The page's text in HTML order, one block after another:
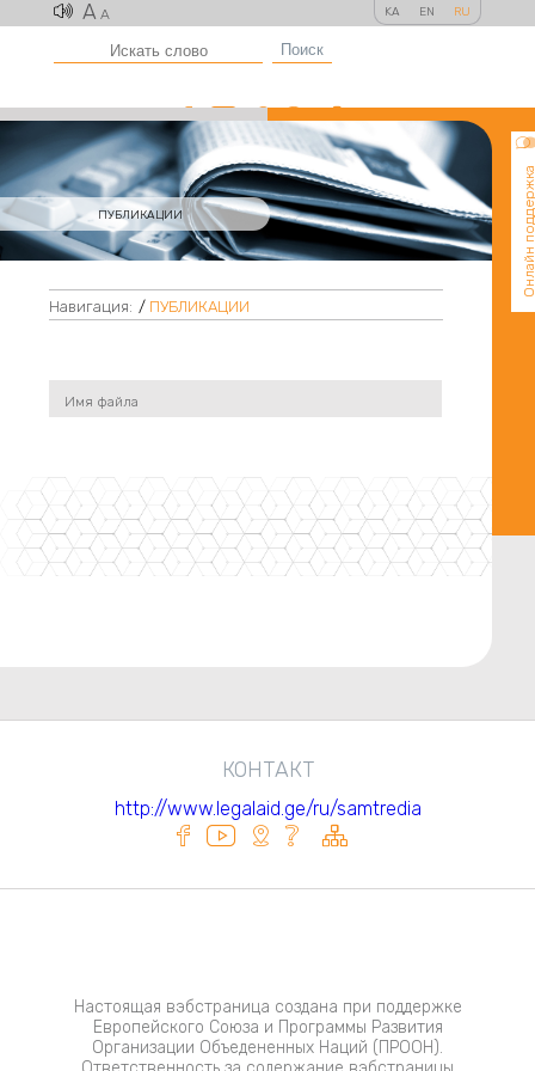
A A KA EN RU
Поиск
ПУБЛИКАЦИИ Онлайн
Навигация: / ПУБЛИКАЦИИ
Имя файла
КОНТАКТ
http://www.legalaid.ge/ru/samtredia
Настоящая вэбстраница создана при поддержке
Европейского Союза и Программы Развития
Организации Объедененных Наций (ПРООН).